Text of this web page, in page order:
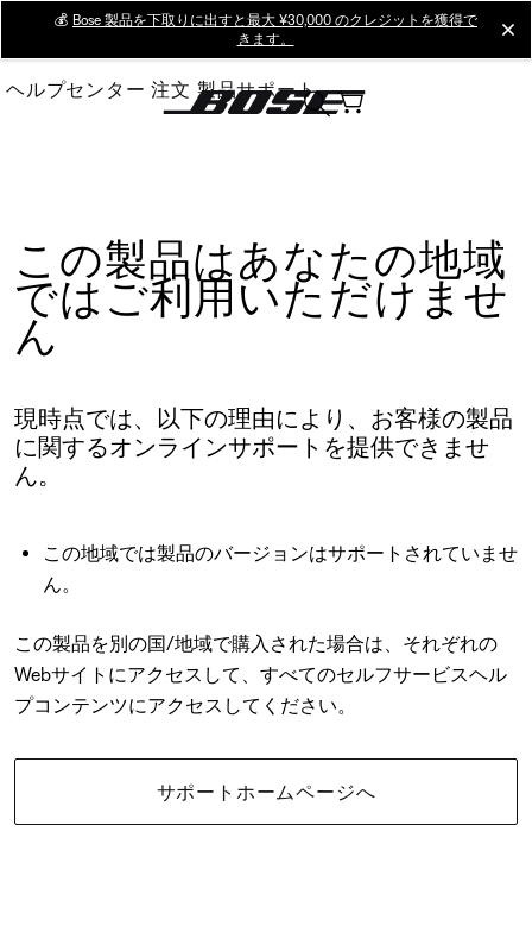
Main
💰 Bose 製品を下取りに出すと最大 ¥30,000 のクレジットを獲得で
きます。
ヘルプセンター 注文 製品サポート
この製品はあなたの地域
ではご利用いただけませ
ん
現時点では、以下の理由により、お客様の製品
に関するオンラインサポートを提供できませ
ん。
この地域では製品のバージョンはサポートされていませ
ん。
この製品を別の国/地域で購入された場合は、それぞれの
Webサイトにアクセスして、すべてのセルフサービスヘル
プコンテンツにアクセスしてください。
サポートホームページへ